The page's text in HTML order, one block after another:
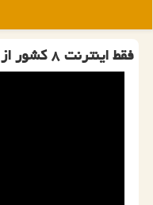
فقط اینترنت ۸ کشور از ما کندتر است